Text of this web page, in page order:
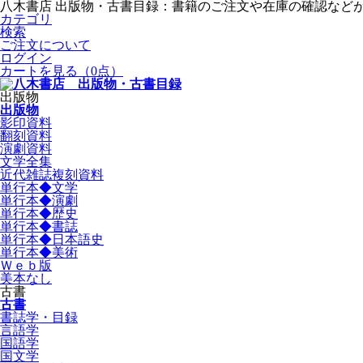
八木書店 出版物・古書目録：書籍のご注文や在庫の確認など
カテゴリ
検索
ご注文について
ログイン
カートを見る
（0点）
出版物
出版物
影印資料
翻刻資料
演劇資料
文学全集
近代雑誌複刻資料
単行本◆文学
単行本◆演劇
単行本◆歴史
単行本◆書誌
単行本◆日本語史
単行本◆美術
Ｗｅｂ版
美本なし
古書
古書
書誌学・目録
言語学
国語学
国文学